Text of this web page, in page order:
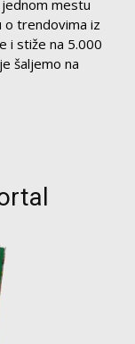
mestu
o trendovima iz
i stiže na 5.000
šaljemo na